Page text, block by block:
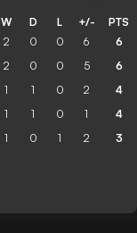
W D L +/- PTS
2 0 0 6 6
2 0 0 5 6
1 1 0 2 4
1 1 0 1 4
1 0 1 2 3